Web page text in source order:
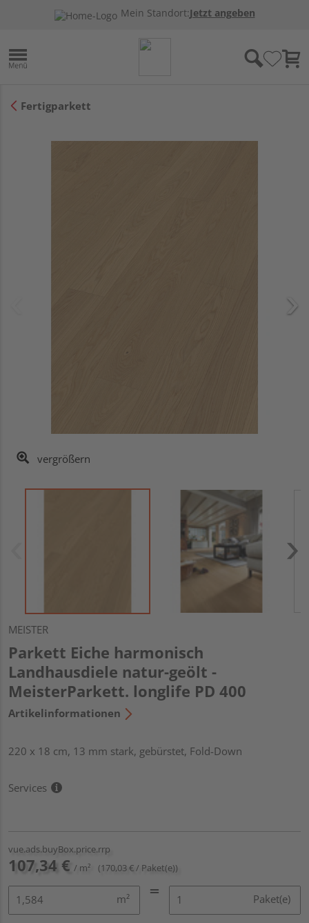
Mein Standort:Jetzt angeben
Fertigparkett
vergrößern
MEISTER
Parkett Eiche harmonisch
Landhausdiele natur-geölt -
MeisterParkett. longlife PD 400
Artikelinformationen
220 x 18 cm, 13 mm stark, gebürstet, Fold-Down
Services
vue.ads.buyBox.price.rrp
107,34 € / m² (170,03 € / Paket(e))
m² Paket(e)